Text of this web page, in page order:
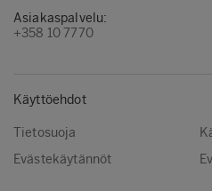
Asiakaspalvelu:
+358 10 7770
Käyttöehdot
Tietosuoja
Evästekäytännöt